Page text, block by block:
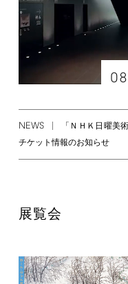
NEWS
「ＮＨＫ日曜美
チケット情報のお知らせ
展覧会